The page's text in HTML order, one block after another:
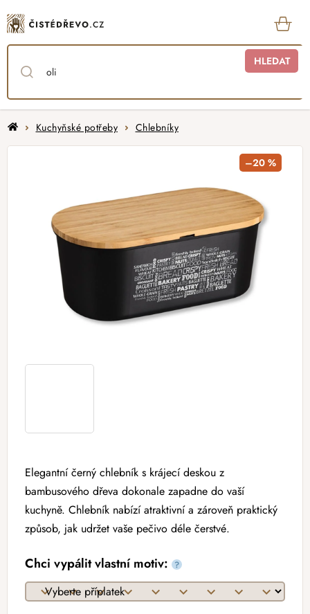
na
obsah
HLEDAT
DomůKuchyňské potřeby Chlebníky
Elegantní černý chlebník s krájecí deskou z
bambusového dřeva dokonale zapadne do vaší
kuchyně. Chlebník nabízí atraktivní a zároveň praktický
způsob, jak udržet vaše pečivo déle čerstvé.
Chci vypálit vlastní motiv: ?
–20 %